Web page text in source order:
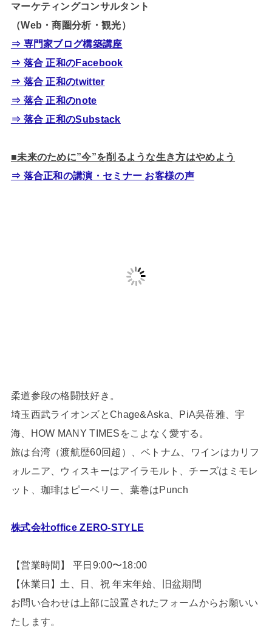
マーケティングコンサルタント
（Web・商圏分析・観光）
⇒ 専門家ブログ構築講座
⇒ 落合 正和のFacebook
⇒ 落合 正和のtwitter
⇒ 落合 正和のnote
⇒ 落合 正和のSubstack
■未来のために”今”を削るような生き方はやめよう
⇒ 落合正和の講演・セミナー お客様の声
柔道参段の格闘技好き。
埼玉西武ライオンズとChage&Aska、PiA吳蓓雅、宇
海、HOW MANY TIMESをこよなく愛する。
旅は台湾（渡航歴60回超）、ベトナム、ワインはカリフ
ォルニア、ウィスキーはアイラモルト、チーズはミモレ
ット、珈琲はピーベリー、葉巻はPunch
株式会社office ZERO-STYLE
【営業時間】 平日9:00〜18:00
【休業日】土、日、祝 年末年始、旧盆期間
お問い合わせは上部に設置されたフォームからお願いい
たします。